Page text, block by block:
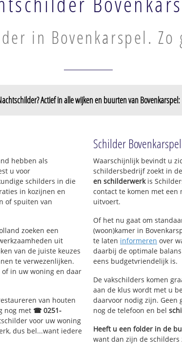
in Bovenkarspel. Zo
Actief in alle wijken en buurten van Bovenkarspel:
hebben als
u voor
schilders in die
in kozijnen en
of spuiten van
zoeken een
uit
van de juiste keuzes
te verwezenlijken.
of in uw woning en daar
van houten
nog met ☎ 0251-
voor uw woning
dus bel...want iedere
Schilder
Waarschijnlijk bevindt u
schildersbedrijf zoekt in
en schilderwerkis
contact te komen met
uitvoert.
Of het nu gaat om
(woon)kamer in
te laten informeren over
daarbij de optimale
eens budgetvriendelijk is.
De vakschilders komen
aan de klus wordt met u
daarvoor nodig zijn. Geen
nog de telefoon en bel
Heeft u een folder in de
want dan zijn de